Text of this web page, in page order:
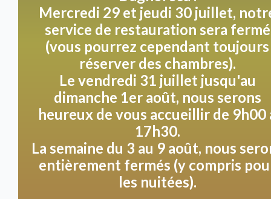
une fête ou un mariage, entièrement sur mesure
selon vos souhaits. Laissez-vous surprendre par les
possibilités que nous pouvons offrir en concertation
Terras
Profitez d'une expérience accueillante sur notre
terrasse, où vous et votre fidèle compagnon êtes les
bienvenus toute la journée ! À l'intérieur, nous
sommes heureux de vous accueillir avec votre chien
Mercredi 29 et jeudi 30 juillet,
service de restauration sera fermé
(vous pourrez cependant toujours
réserver des chambres).
Le vendredi 31 juillet jusqu'au
dimanche 1er août, nous serons
heureux de vous accueillir de 9h00
17h30.
La semaine du 3 au 9 août, nous
entièrement fermés (y compris
les nuitées).